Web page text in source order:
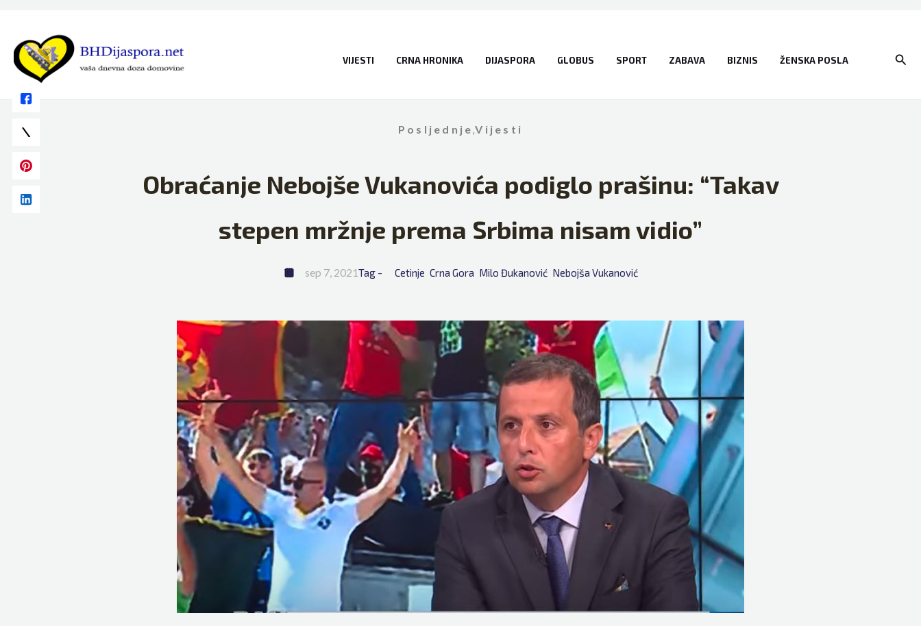
content
VIJESTI CRNA HRONIKA DIJASPORA GLOBUS SPORT ZABAVA BIZNIS ŽENSKA POSLA
Posljednje,Vijesti
Obraćanje Nebojše Vukanovića podiglo prašinu: “Takav
stepen mržnje prema Srbima nisam vidio”
sep 7, 2021Tag - Cetinje Crna Gora Milo Đukanović Nebojša Vukanović